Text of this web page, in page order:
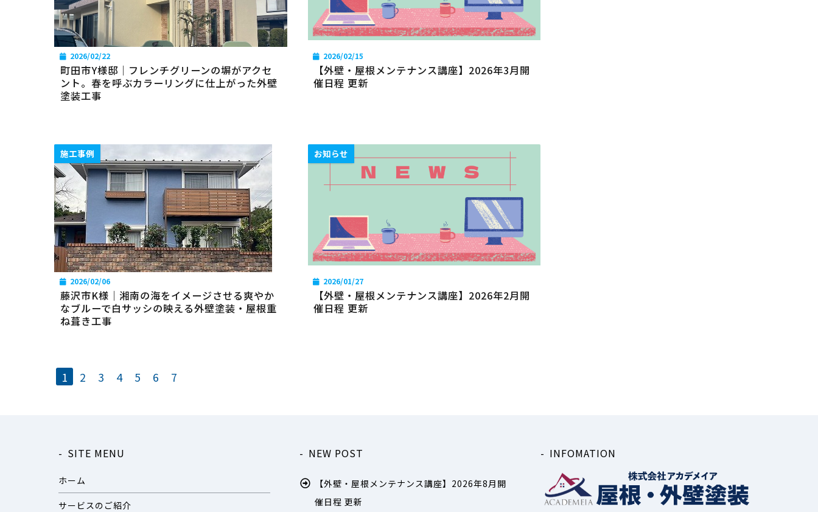
2026/02/22
町田市Y様邸｜フレンチグリーンの塀がアクセ
ント。春を呼ぶカラーリングに仕上がった外壁
塗装工事
2026/02/15
【外壁・屋根メンテナンス講座】2026年3月開
催日程 更新
施工事例
2026/02/06
藤沢市K様｜湘南の海をイメージさせる爽やか
なブルーで白サッシの映える外壁塗装・屋根重
ね葺き工事
お知らせ
2026/01/27
【外壁・屋根メンテナンス講座】2026年2月開
催日程 更新
1 2 3 4 5 6 7
SITE MENU
ホーム
サービスのご紹介
NEW POST
【外壁・屋根メンテナンス講座】2026年8月開
催日程 更新
INFOMATION